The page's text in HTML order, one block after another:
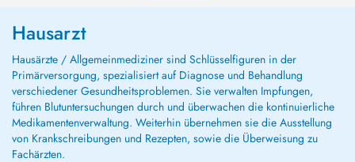
Hausarzt
Hausärzte / Allgemeinmediziner sind Schlüsselfiguren in der
Primärversorgung, spezialisiert auf Diagnose und Behandlung
verschiedener Gesundheitsproblemen. Sie verwalten Impfungen,
führen Blutuntersuchungen durch und überwachen die kontinuierliche
Medikamentenverwaltung. Weiterhin übernehmen sie die Ausstellung
von Krankschreibungen und Rezepten, sowie die Überweisung zu
Fachärzten.